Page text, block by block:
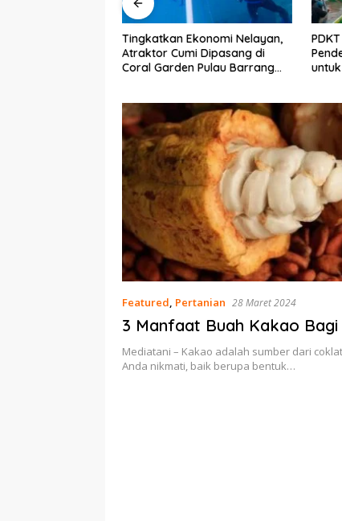
PDKT Danau Tempe :
Pendekatan Kearifan Lokal
untuk Keberlanjutan Sumber
Cara
pada
dan
Featured, Pertanian 28 Maret 2024
3 Manfaat Buah Kakao
Mediatani – Kakao adalah sumber dari
Anda nikmati, baik berupa bentuk…